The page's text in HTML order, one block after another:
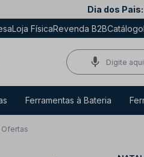
Dia dos Pais:
Loja FísicaRevenda B2BCatálogo
Ferramentas à Bateria
Ofertas